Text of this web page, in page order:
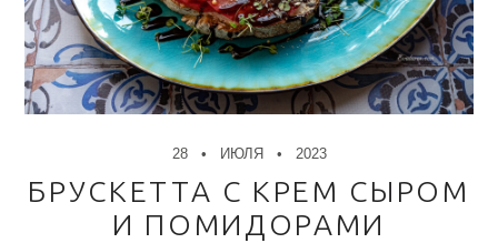
28 ИЮЛЯ 2023
БРУСКЕТТА С КРЕМ СЫРОМ
И ПОМИДОРАМИ